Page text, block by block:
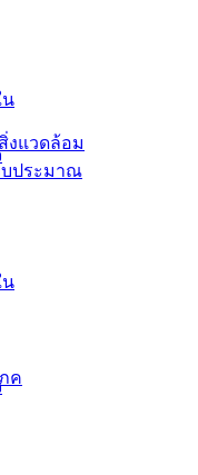
น
ค
งแวดล้อม
บประมาณ
น
7090
node/21127